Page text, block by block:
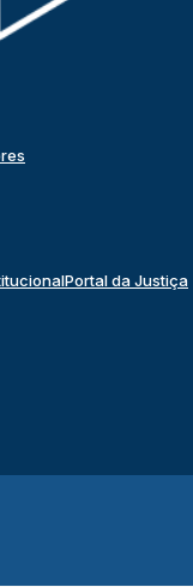
Portal da Justiça